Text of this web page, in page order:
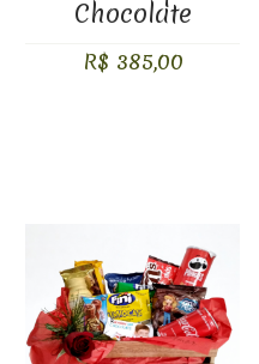
Chocolate
R$ 385,00